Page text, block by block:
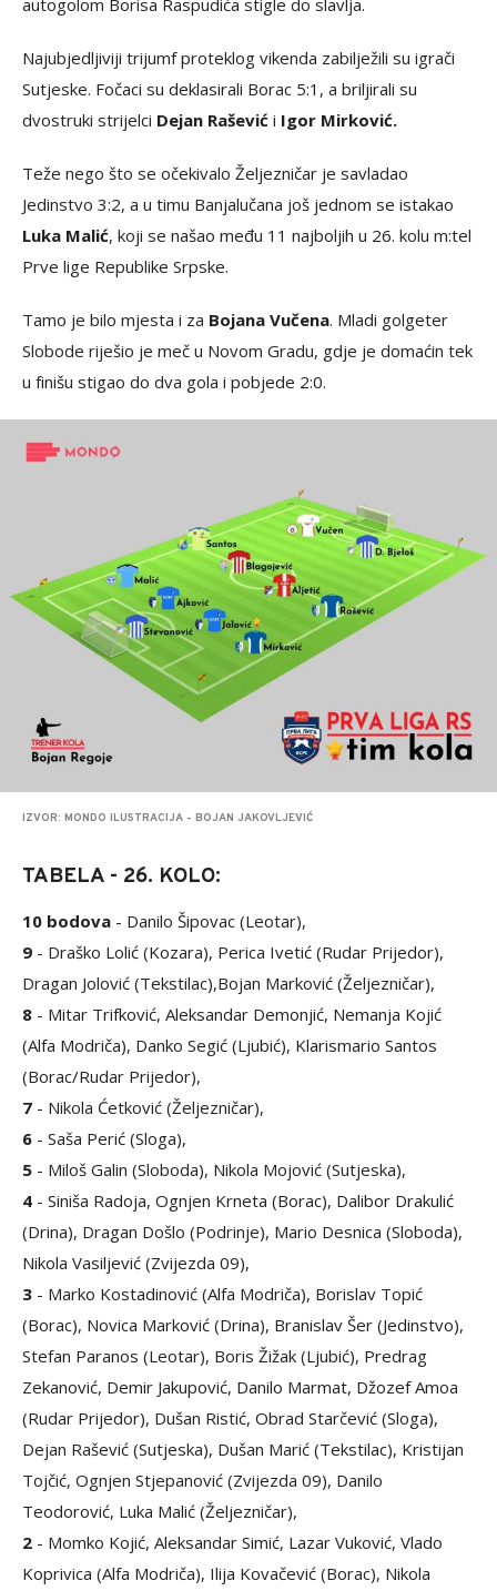
Najubjedljiviji trijumf proteklog vikenda zabilježili su igrači
Sutjeske. Fočaci su deklasirali Borac 5:1, a briljirali su
dvostruki strijelci Dejan Rašević i Igor Mirković.
Teže nego što se očekivalo Željezničar je savladao
Jedinstvo 3:2, a u timu Banjalučana još jednom se istakao
Luka Malić, koji se našao među 11 najboljih u 26. kolu m:tel
Prve lige Republike Srpske.
Tamo je bilo mjesta i za Bojana Vučena. Mladi golgeter
Slobode riješio je meč u Novom Gradu, gdje je domaćin tek
u finišu stigao do dva gola i pobjede 2:0.
IZVOR: MONDO ILUSTRACIJA - BOJAN JAKOVLJEVIĆ
TABELA - 26. KOLO:
10 bodova - Danilo Šipovac (Leotar),
9 - Draško Lolić (Kozara), Perica Ivetić (Rudar Prijedor),
Dragan Jolović (Tekstilac),Bojan Marković (Željezničar),
8 - Mitar Trifković, Aleksandar Demonjić, Nemanja Kojić
(Alfa Modriča), Danko Segić (Ljubić), Klarismario Santos
(Borac/Rudar Prijedor),
7 - Nikola Ćetković (Željezničar),
6 - Saša Perić (Sloga),
5 - Miloš Galin (Sloboda), Nikola Mojović (Sutjeska),
4 - Siniša Radoja, Ognjen Krneta (Borac), Dalibor Drakulić
(Drina), Dragan Došlo (Podrinje), Mario Desnica (Sloboda),
Nikola Vasiljević (Zvijezda 09),
3 - Marko Kostadinović (Alfa Modriča), Borislav Topić
(Borac), Novica Marković (Drina), Branislav Šer (Jedinstvo),
Stefan Paranos (Leotar), Boris Žižak (Ljubić), Predrag
Zekanović, Demir Jakupović, Danilo Marmat, Džozef Amoa
(Rudar Prijedor), Dušan Ristić, Obrad Starčević (Sloga),
Dejan Rašević (Sutjeska), Dušan Marić (Tekstilac), Kristijan
Tojčić, Ognjen Stjepanović (Zvijezda 09), Danilo
Teodorović, Luka Malić (Željezničar),
2 - Momko Kojić, Aleksandar Simić, Lazar Vuković, Vlado
Koprivica (Alfa Modriča), Ilija Kovačević (Borac), Nikola